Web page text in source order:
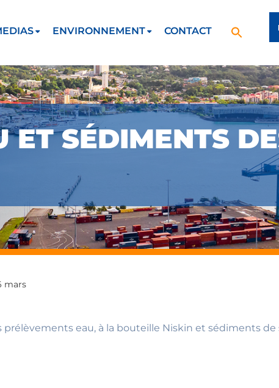
ENVIRONNEMENT CONTACT
ET SÉDIMENTS
mars
eau, à la bouteille Niskin et sédiments de